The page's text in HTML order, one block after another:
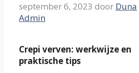
september 6, 2023 door Duna
Admin
Crepi verven: werkwijze en
praktische tips